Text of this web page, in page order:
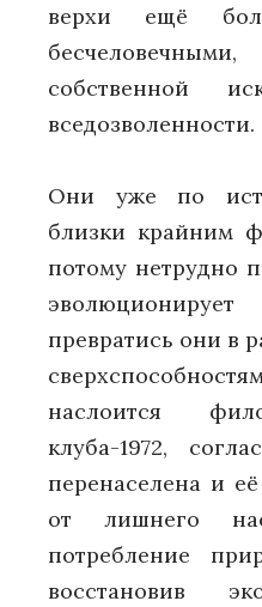
верхи ещё
собственной
вседозволенности.
Они уже по
близки крайним
потому нетрудно
превратись они в
наслоится
клуба-1972,
перенаселена и
от лишнего
потребление
восстановив